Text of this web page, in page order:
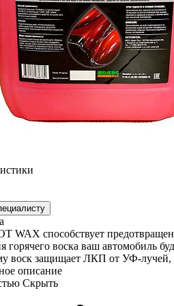
WAX способствует
горячего воска ваш автомобиль
воск защищает ЛКП от УФ-
описание
Скрыть